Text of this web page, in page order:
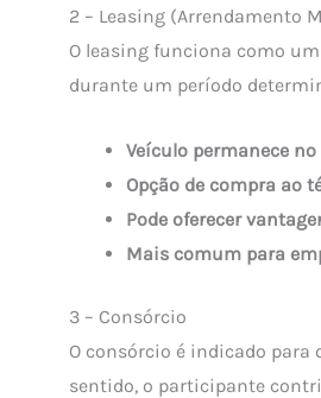
2 – Leasing (Arrendamento
O leasing funciona como
durante um período
Veículo permanece
Opção de compra ao
Pode oferecer
Mais comum para
3 – Consórcio
O consórcio é indicado para
sentido, o participante